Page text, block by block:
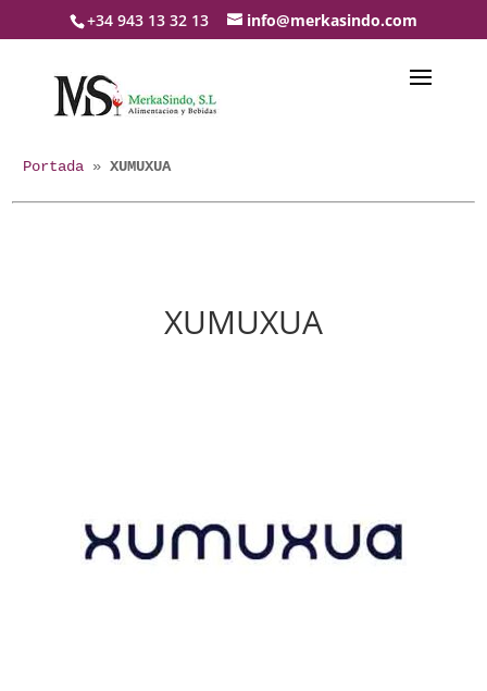
+34 943 13 32 13 info@merkasindo.com
Portada » XUMUXUA
XUMUXUA